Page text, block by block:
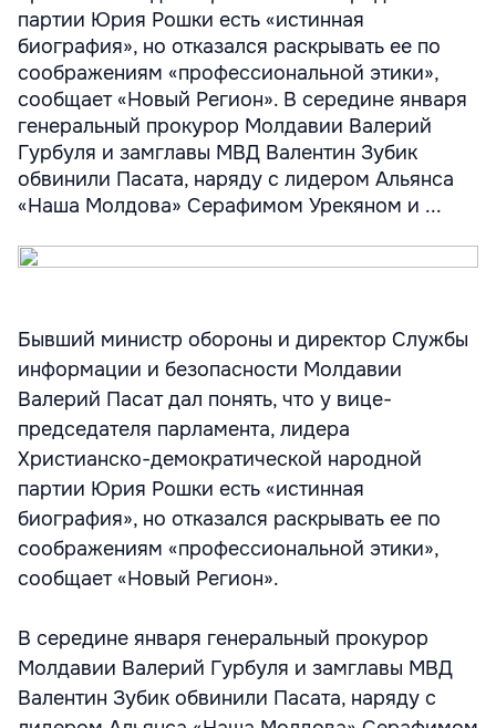
партии Юрия Рошки есть «истинная
биография», но отказался раскрывать ее по
соображениям «профессиональной этики»,
сообщает «Новый Регион». В середине января
генеральный прокурор Молдавии Валерий
Гурбуля и замглавы МВД Валентин Зубик
обвинили Пасата, наряду с лидером Альянса
«Наша Молдова» Серафимом Урекяном и ...
Бывший министр обороны и директор Службы
информации и безопасности Молдавии
Валерий Пасат дал понять, что у вице-
председателя парламента, лидера
Христианско-демократической народной
партии Юрия Рошки есть «истинная
биография», но отказался раскрывать ее по
соображениям «профессиональной этики»,
сообщает «Новый Регион».
В середине января генеральный прокурор
Молдавии Валерий Гурбуля и замглавы МВД
Валентин Зубик обвинили Пасата, наряду с